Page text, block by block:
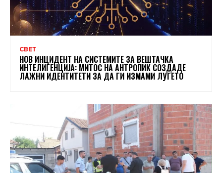
СВЕТ
НОВ ИНЦИДЕНТ НА СИСТЕМИТЕ ЗА ВЕШТАЧКА
ИНТЕЛИГЕНЦИЈА: МИТОС НА АНТРОПИК СОЗДАДЕ
ЛАЖНИ ИДЕНТИТЕТИ ЗА ДА ГИ ИЗМАМИ ЛУЃЕТО